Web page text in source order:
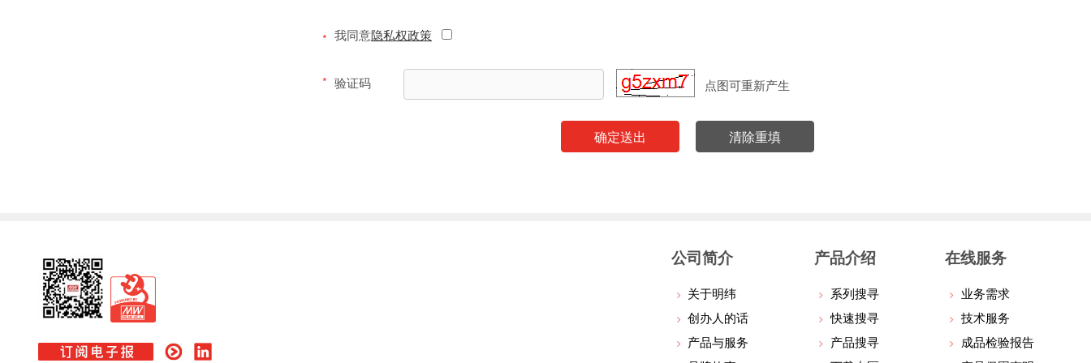
* 我同意隐私权政策
* 验证码 点图可重新产生
确定送出 清除重填
公司简介
关于明纬
创办人的话
产品与服务
产品介绍
系列搜寻
快速搜寻
产品搜寻
在线服务
业务需求
技术服务
成品检验报告
youku